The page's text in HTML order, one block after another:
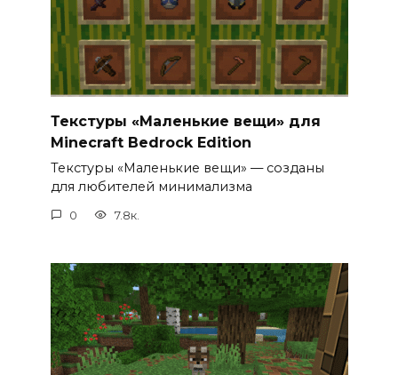
Текстуры «Маленькие вещи» для
Minecraft Bedrock Edition
Текстуры «Маленькие вещи» — созданы
для любителей минимализма
0 7.8к.